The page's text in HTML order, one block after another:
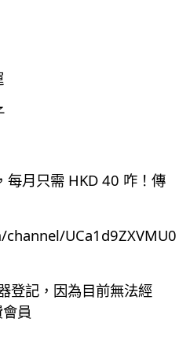
月只需 HKD 40 咋！傳
UCa1d9ZXVMU0
登記，因為目前無法經
員